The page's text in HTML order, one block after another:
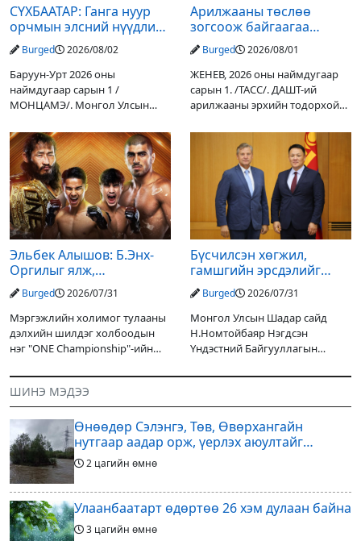
СҮХБААТАР: Ганга нуур
орчмын элсний нүүдлийг
зогсоох туршилтын ажил
үр дүнгээ өгч эхэлжээ
Burged 2026/08/02
Баруун-Урт 2026 оны
наймдугаар сарын 1 /
МОНЦАМЭ/. Монгол Улсын
Дарьгангын Ганга нуурыг
сэргээн, хамгаалах төслийг
улсын төсвийн хөрөнгө
оруулалтаар хийж буй.
Төслийн
Арилжааны төслөө
зогсоож байгаагаа
Ж.Инфантино мэдэгдэв
Burged 2026/08/01
ЖЕНЕВ, 2026 оны наймдугаар
сарын 1. /ТАСС/. ДАШТ-ий
арилжааны эрхийн тодорхой
оруулагчдад худалдах
төслөөсөө татгалзахаар
шийдвэрлэснээ ФИФА-гийн
ерөнхийлөгч Жанни
Эльбек Алышов: Б.Энх-
Оргилыг ялж,
гэрийнхэндээ байшин
авч өгнө
Burged 2026/07/31
Мэргэжлийн холимог тулааны
дэлхийн шилдэг холбоодын
нэг "ONE Championship"-ийн
өнөөдөр/2026.07.31/ болно. Энэ
өдөрлөгийн оргил тулааны
эзэд нь бантам жингийн аварга
Бүсчилсэн хөгжил,
гамшгийн эрсдэлийг
бууруулах чиглэлээр
НҮБ-тай хамтын
ажиллагаагаа
өргөжүүлэхээр санал
солилцлоо
Burged 2026/07/31
Монгол Улсын Шадар сайд
Н.Номтойбаяр Нэгдсэн
Үндэстний Байгууллагын
Хиердэнийг хүлээн авч уулзан,
ажиллагааны өнөөгийн байдал
болон цаашдын
ШИНЭ МЭДЭЭ
Өнөөдөр Сэлэнгэ, Төв, Өвөрхангайн
нутгаар аадар орж, үерлэх аюултайг
анхааруулав
2 цагийн өмнө
Улаанбаатарт өдөртөө 26 хэм дулаан байна
3 цагийн өмнө